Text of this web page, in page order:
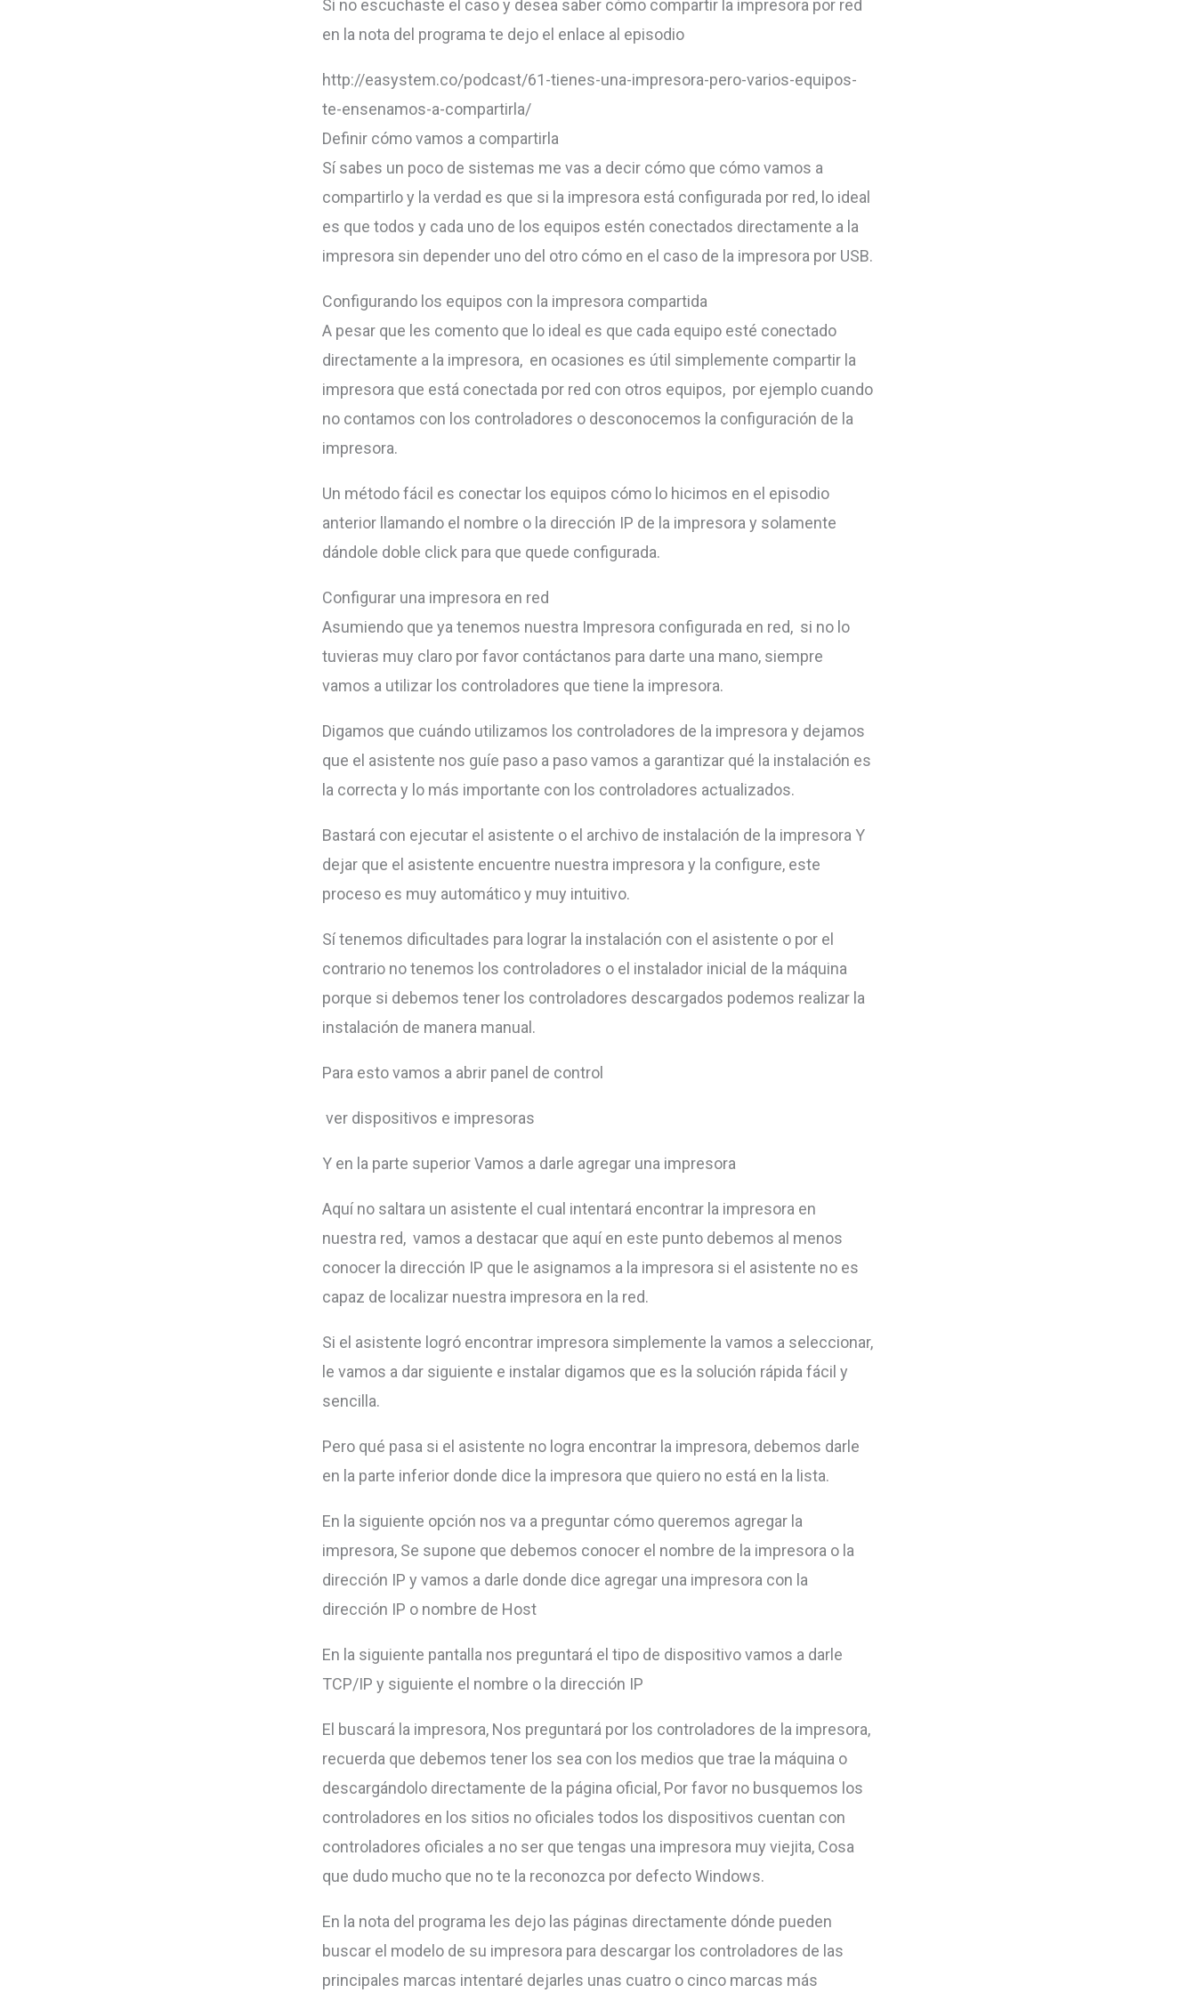
el
Si no escuchaste el caso y desea saber cómo compartir la impresora por red
en la nota del programa te dejo el enlace al episodio
http://easystem.co/podcast/61-tienes-una-impresora-pero-varios-equipos-
te-ensenamos-a-compartirla/
Definir cómo vamos a compartirla
Sí sabes un poco de sistemas me vas a decir cómo que cómo vamos a
compartirlo y la verdad es que si la impresora está configurada por red, lo ideal
es que todos y cada uno de los equipos estén conectados directamente a la
impresora sin depender uno del otro cómo en el caso de la impresora por USB.
Configurando los equipos con la impresora compartida
A pesar que les comento que lo ideal es que cada equipo esté conectado
directamente a la impresora, en ocasiones es útil simplemente compartir la
impresora que está conectada por red con otros equipos, por ejemplo cuando
no contamos con los controladores o desconocemos la configuración de la
impresora.
Un método fácil es conectar los equipos cómo lo hicimos en el episodio
anterior llamando el nombre o la dirección IP de la impresora y solamente
dándole doble click para que quede configurada.
Configurar una impresora en red
Asumiendo que ya tenemos nuestra Impresora configurada en red, si no lo
tuvieras muy claro por favor contáctanos para darte una mano, siempre
vamos a utilizar los controladores que tiene la impresora.
Digamos que cuándo utilizamos los controladores de la impresora y dejamos
que el asistente nos guíe paso a paso vamos a garantizar qué la instalación es
la correcta y lo más importante con los controladores actualizados.
Bastará con ejecutar el asistente o el archivo de instalación de la impresora Y
dejar que el asistente encuentre nuestra impresora y la configure, este
proceso es muy automático y muy intuitivo.
Sí tenemos dificultades para lograr la instalación con el asistente o por el
contrario no tenemos los controladores o el instalador inicial de la máquina
porque si debemos tener los controladores descargados podemos realizar la
instalación de manera manual.
Para esto vamos a abrir panel de control
ver dispositivos e impresoras
Y en la parte superior Vamos a darle agregar una impresora
Aquí no saltara un asistente el cual intentará encontrar la impresora en
nuestra red, vamos a destacar que aquí en este punto debemos al menos
conocer la dirección IP que le asignamos a la impresora si el asistente no es
capaz de localizar nuestra impresora en la red.
Si el asistente logró encontrar impresora simplemente la vamos a seleccionar,
le vamos a dar siguiente e instalar digamos que es la solución rápida fácil y
sencilla.
Pero qué pasa si el asistente no logra encontrar la impresora, debemos darle
en la parte inferior donde dice la impresora que quiero no está en la lista.
En la siguiente opción nos va a preguntar cómo queremos agregar la
impresora, Se supone que debemos conocer el nombre de la impresora o la
dirección IP y vamos a darle donde dice agregar una impresora con la
dirección IP o nombre de Host
En la siguiente pantalla nos preguntará el tipo de dispositivo vamos a darle
TCP/IP y siguiente el nombre o la dirección IP
El buscará la impresora, Nos preguntará por los controladores de la impresora,
recuerda que debemos tener los sea con los medios que trae la máquina o
descargándolo directamente de la página oficial, Por favor no busquemos los
controladores en los sitios no oficiales todos los dispositivos cuentan con
controladores oficiales a no ser que tengas una impresora muy viejita, Cosa
que dudo mucho que no te la reconozca por defecto Windows.
En la nota del programa les dejo las páginas directamente dónde pueden
buscar el modelo de su impresora para descargar los controladores de las
principales marcas intentaré dejarles unas cuatro o cinco marcas más